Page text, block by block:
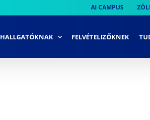
AI CAMPUS
HALLGATÓKNAK FELVÉTELIZŐKNEK